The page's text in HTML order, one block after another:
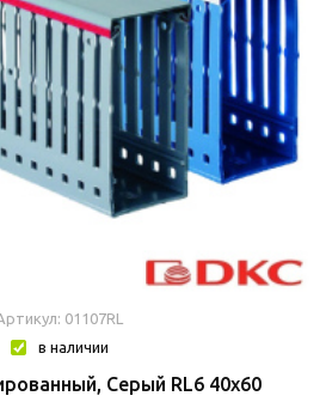
01107RL
в наличии
Серый RL6 40x60